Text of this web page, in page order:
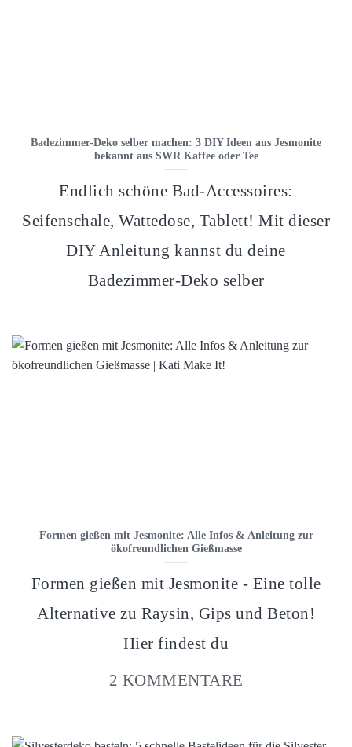
Badezimmer-Deko selber machen: 3 DIY Ideen aus Jesmonite
bekannt aus SWR Kaffee oder Tee
Endlich schöne Bad-Accessoires:
Seifenschale, Wattedose, Tablett! Mit dieser
DIY Anleitung kannst du deine
Badezimmer-Deko selber
Formen gießen mit Jesmonite: Alle Infos & Anleitung zur
ökofreundlichen Gießmasse
Formen gießen mit Jesmonite - Eine tolle
Alternative zu Raysin, Gips und Beton!
Hier findest du
2 KOMMENTARE